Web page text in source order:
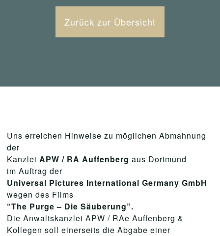
Zurück zur Übersicht
Uns erreichen Hinweise zu möglichen Abmahnung
der
Kanzlei APW / RA Auffenberg aus Dortmund
im Auftrag der
Universal Pictures International Germany GmbH
wegen des Films
“The Purge – Die Säuberung”.
Die Anwaltskanzlei APW / RAe Auffenberg &
Kollegen soll einerseits die Abgabe einer